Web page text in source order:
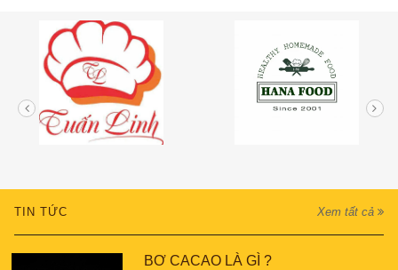
TIN TỨC Xem tất cả
BƠ CACAO LÀ GÌ ?